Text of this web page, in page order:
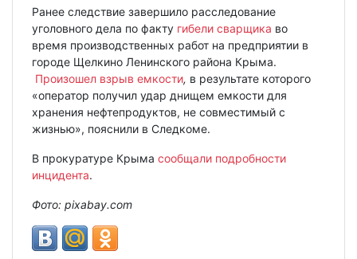
Ранее следствие завершило расследование
уголовного дела по факту гибели сварщика во
время производственных работ на предприятии в
городе Щелкино Ленинского района Крыма.
Произошел взрыв емкости, в результате которого
«оператор получил удар днищем емкости для
хранения нефтепродуктов, не совместимый с
жизнью», пояснили в Следкоме.
В прокуратуре Крыма сообщали подробности
инцидента.
Фото: pixabay.com